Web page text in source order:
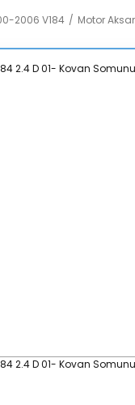
2006 V184 Motor